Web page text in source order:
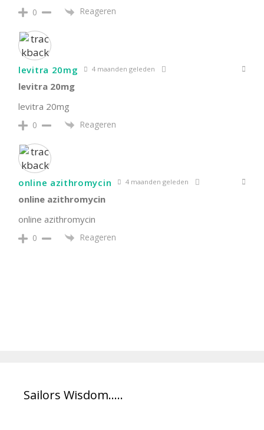
0 Reageren
levitra 20mg 4 maanden geleden
levitra 20mg
levitra 20mg
0 Reageren
online azithromycin 4 maanden geleden
online azithromycin
online azithromycin
0 Reageren
Sailors Wisdom…..